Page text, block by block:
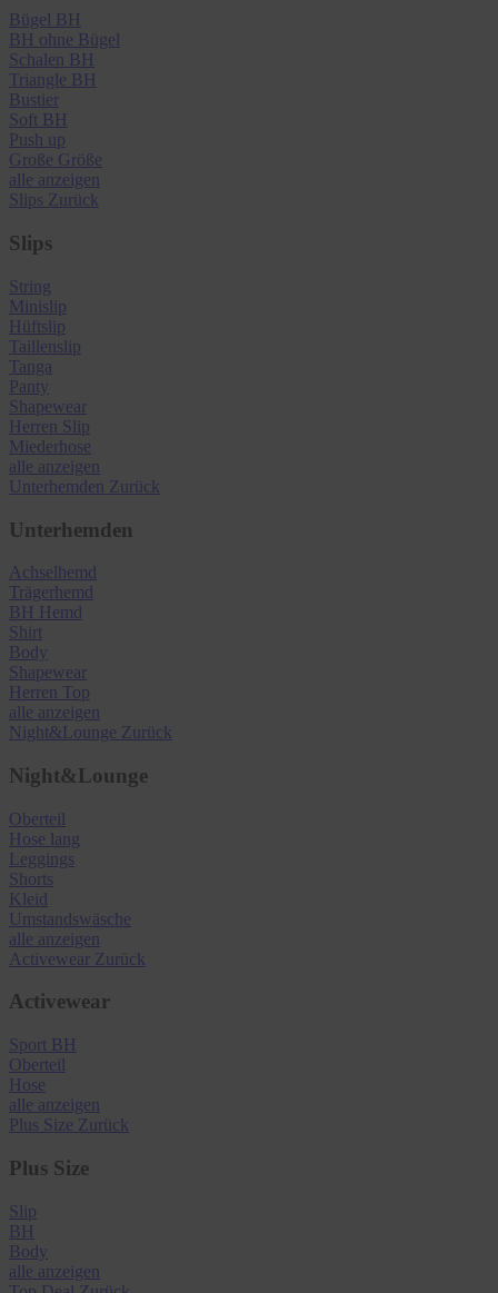
Bügel BH
BH ohne Bügel
Schalen BH
Triangle BH
Bustier
Soft BH
Push up
Große Größe
alle anzeigen
Slips Zurück
Slips
String
Minislip
Hüftslip
Taillenslip
Tanga
Panty
Shapewear
Herren Slip
Miederhose
alle anzeigen
Unterhemden Zurück
Unterhemden
Achselhemd
Trägerhemd
BH Hemd
Shirt
Body
Shapewear
Herren Top
alle anzeigen
Night&Lounge Zurück
Night&Lounge
Oberteil
Hose lang
Leggings
Shorts
Kleid
Umstandswäsche
alle anzeigen
Activewear Zurück
Activewear
Sport BH
Oberteil
Hose
alle anzeigen
Plus Size Zurück
Plus Size
Slip
BH
Body
alle anzeigen